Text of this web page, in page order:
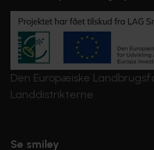
Den Europæiske
Landdistrikterne
Se smiley